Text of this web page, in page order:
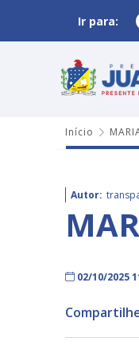
Ir para:
Início
Autor:
02/10/2025